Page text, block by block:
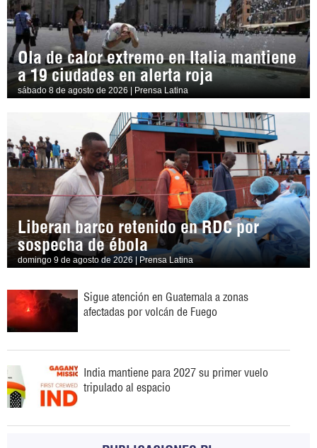
Ola de calor extremo en Italia mantiene
a 19 ciudades en alerta roja
sábado 8 de agosto de 2026 | Prensa Latina
Liberan barco retenido en RDC por
sospecha de ébola
domingo 9 de agosto de 2026 | Prensa Latina
Sigue atención en Guatemala a zonas
afectadas por volcán de Fuego
India mantiene para 2027 su primer vuelo
tripulado al espacio